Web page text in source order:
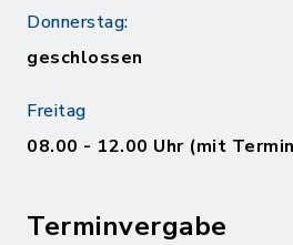
Donnerstag:
geschlossen
Freitag
08.00 - 12.00 Uhr (mit
Terminvergabe